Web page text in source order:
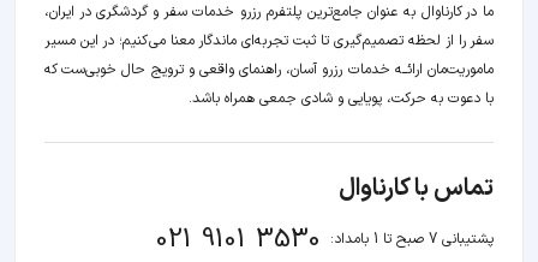
ما در کارناوال به عنوان جامع‌ترین پلتفرم رزرو خدمات سفر و گردشگری در ایران،
سفر را از لحظه‌ تصمیم‌گیری تا ثبت تجربه‌ای ماندگار معنا می‌کنیم؛ در این مسیر‍
ماموریت‌مان اراﺋــﻪ خدمات رزرو آسان، راهنمای واقعی و ترویج حال خوبی‌ست که
با دعوت به حرکت، پویایی و شادی جمعی همراه باشد.
تماس با کارناوال
پشتیبانی 7 صبح تا 1 بامداد: 021 9101 3530